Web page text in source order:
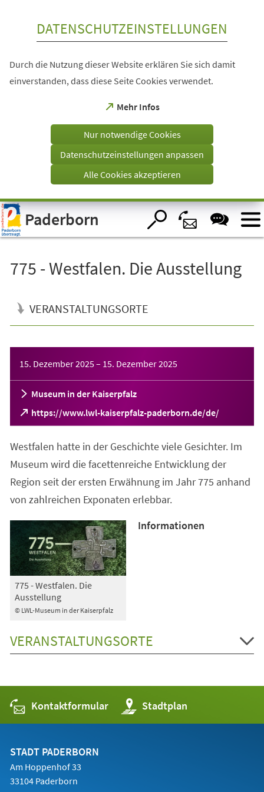
Visuelle
Assistenzsoftware
öffnen.
DATENSCHUTZEINSTELLUNGEN
Durch die Nutzung dieser Website erklären Sie sich damit
einverstanden, dass diese Seite Cookies verwendet.
Mehr Infos
(Öffnet
einem
Tab)
Nur notwendige Cookies
Datenschutzeinstellungen anpassen
Alle Cookies akzeptieren
Paderborn
775 - Westfalen. Die Ausstellung
VERANSTALTUNGSORTE
15. Dezember 2025– 15. Dezember 2025
Museum in der Kaiserpfalz
https://www.lwl-kaiserpfalz-paderborn.de/de/
(Öffnet
in
neuen
Westfalen hatte in der Geschichte viele Gesichter. Im
Museum wird die facettenreiche Entwicklung der
Region seit der ersten Erwähnung im Jahr 775 anhand
von zahlreichen Exponaten erlebbar.
© LWL-Museum in der Kaiserpfalz
775 - Westfalen. Die
Ausstellung
Informationen
VERANSTALTUNGSORTE
Kontaktformular Stadtplan
(Öffnet
in
einem
STADT PADERBORN
Am Hoppenhof 33
33104 Paderborn